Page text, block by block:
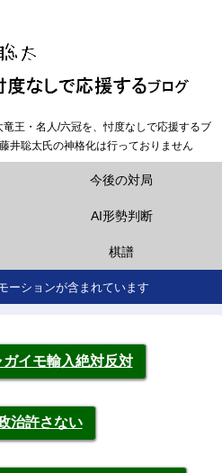
王・名人/六冠を、忖度なしで応援するブ
井聡太氏の神格化は行っておりません
今後の対局
AI形勢判断
棋譜
ーションが含まれています
イモ輸入絶対反対
治許さない